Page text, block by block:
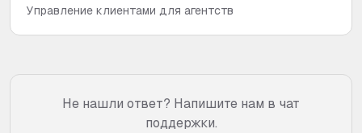
Управление клиентами для агентств
Не нашли ответ? Напишите нам в чат
поддержки.